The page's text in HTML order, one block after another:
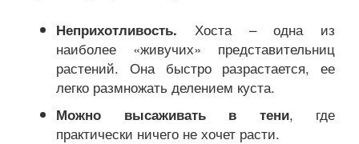
Неприхотливость. Хоста – одна из
наиболее «живучих» представительниц
растений. Она быстро разрастается, ее
легко размножать делением куста.
Можно высаживать в тени, где
практически ничего не хочет расти.